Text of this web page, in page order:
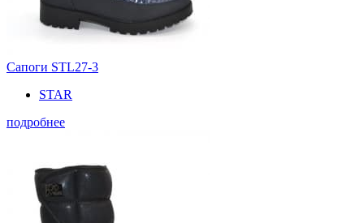
Сапоги STL27-3
STAR
подробнее